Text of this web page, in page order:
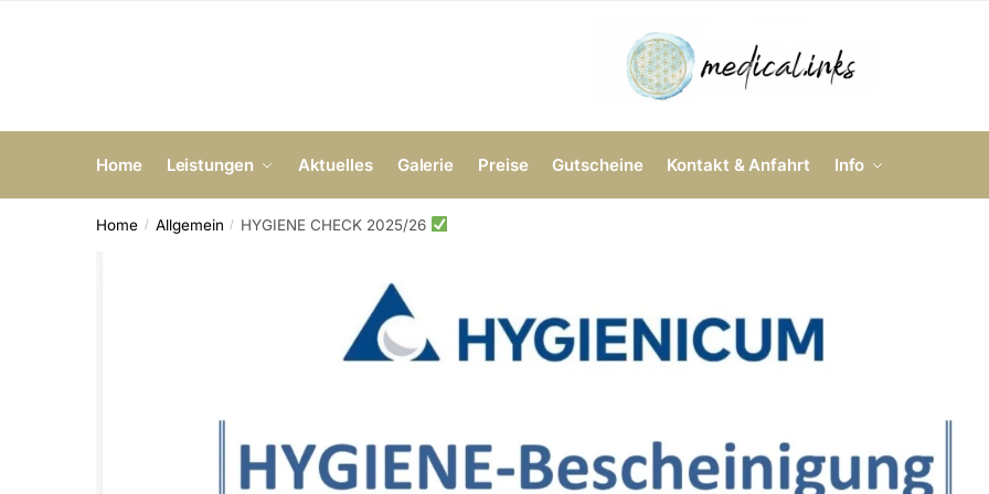
Home Leistungen Aktuelles Galerie Preise Gutscheine Kontakt & Anfahrt Info
Home / Allgemein / HYGIENE CHECK 2025/26